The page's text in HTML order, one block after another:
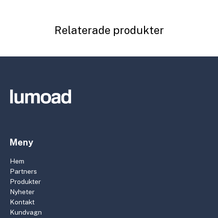
Relaterade produkter
Meny
Hem
Partners
Produkter
Nyheter
Kontakt
Kundvagn